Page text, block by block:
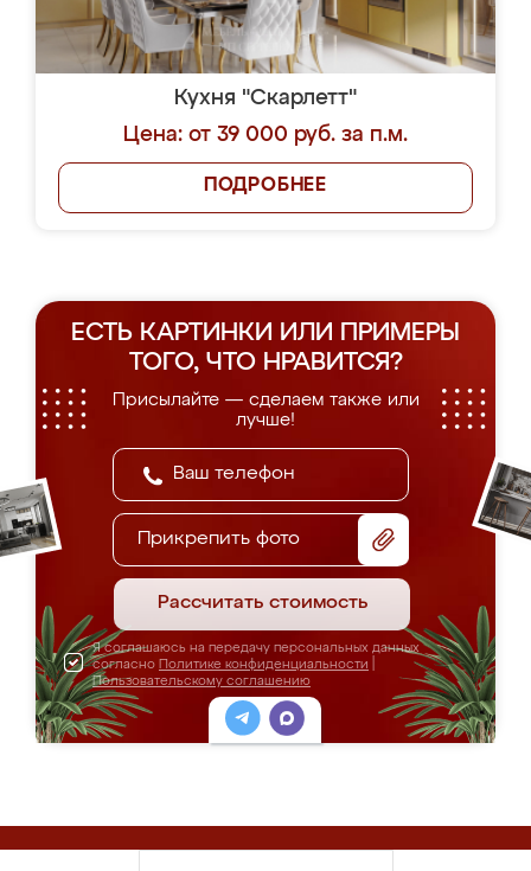
Кухня "Скарлетт"
Цена: от 39 000 руб. за п.м.
ПОДРОБНЕЕ
ЕСТЬ КАРТИНКИ ИЛИ ПРИМЕРЫ
ТОГО, ЧТО НРАВИТСЯ?
Присылайте — сделаем также или
лучше!
Прикрепить фото
Рассчитать стоимость
Я соглашаюсь на передачу персональных данных
согласно Политике конфиденциальности
Пользовательскому соглашению